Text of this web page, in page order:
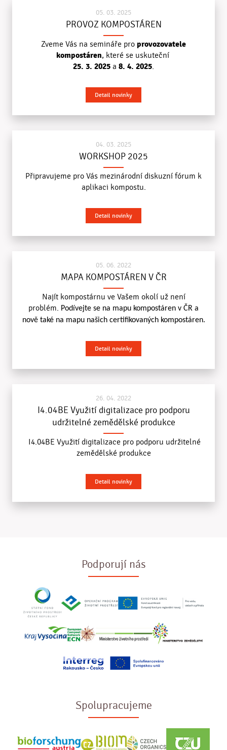
05. 03. 2025
PROVOZ KOMPOSTÁREN
Zveme Vás na semináře pro provozovatele
kompostáren, které se uskuteční
25. 3. 2025 a 8. 4. 2025.
Detail novinky
04. 03. 2025
WORKSHOP 2025
Připravujeme pro Vás mezinárodní diskuzní fórum k
aplikaci kompostu.
Detail novinky
05. 06. 2022
MAPA KOMPOSTÁREN V ČR
Najít kompostárnu ve Vašem okolí už není
problém. Podívejte se na mapu kompostáren v ČR a
nově také na mapu našich certifikovaných kompostáren.
Detail novinky
26. 04. 2022
I4.04BE Využití digitalizace pro podporu
udržitelné zemědělské produkce
I4.04BE Využití digitalizace pro podporu udržitelné
zemědělské produkce
Detail novinky
Podporují nás
Spolupracujeme